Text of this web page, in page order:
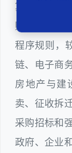
算机信息网
购等政府系
程序规则，
链、电子商
房地产与建
卖、征收拆
采购招标和
政府、企业